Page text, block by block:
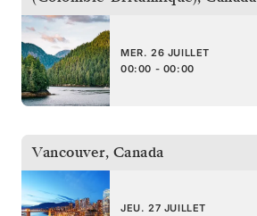
MER. 26 JUILLET
00:00 - 00:00
Vancouver, Canada
JEU. 27 JUILLET